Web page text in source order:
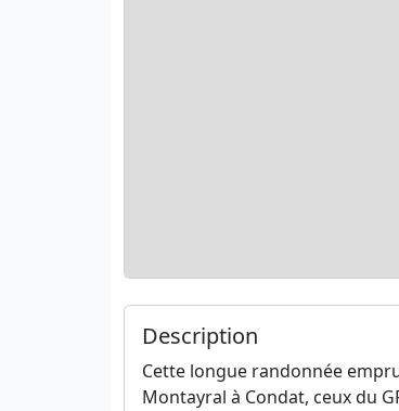
Description
Cette longue randonnée
Montayral à Condat, ceux du